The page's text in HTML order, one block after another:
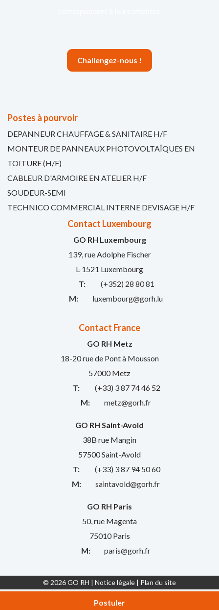
Challengez-nous !
Postes à pourvoir
DEPANNEUR CHAUFFAGE & SANITAIRE H/F
MONTEUR DE PANNEAUX PHOTOVOLTAÏQUES EN
TOITURE (H/F)
CABLEUR D'ARMOIRE EN ATELIER H/F
SOUDEUR-SEMI
TECHNICO COMMERCIAL INTERNE DEVISAGE H/F
Contact Luxembourg
GO RH Luxembourg
139, rue Adolphe Fischer
L-1521 Luxembourg
T:
(+352) 28 80 81
M:
luxembourg@gorh.lu
Contact France
GO RH Metz
18-20 rue de Pont à Mousson
57000 Metz
T:
(+33) 3 87 74 46 52
M:
metz@gorh.fr
GO RH Saint-Avold
38B rue Mangin
57500 Saint-Avold
T:
(+33) 3 87 94 50 60
M:
saintavold@gorh.fr
GO RH Paris
50, rue Magenta
75010 Paris
M:
paris@gorh.fr
© 2026 GO RH | Notice légale | Plan du site